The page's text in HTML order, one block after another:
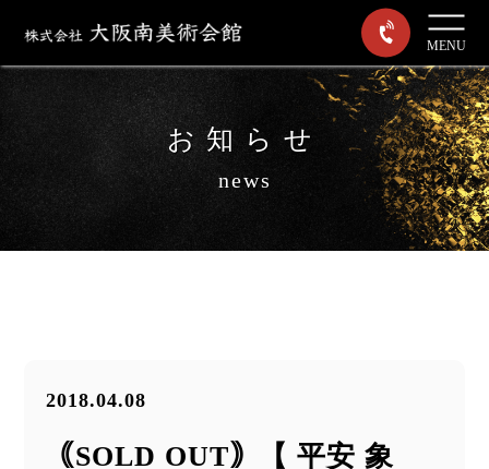
MENU
お知らせ
news
2018.04.08
｟SOLD OUT｠【 平安 象